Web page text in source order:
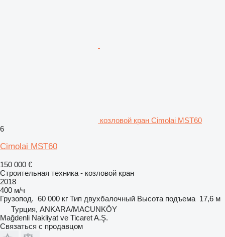
козловой кран Cimolai MST60
6
Cimolai MST60
150 000 €
Строительная техника - козловой кран
2018
400 м/ч
Грузопод. 60 000 кг Тип двухбалочный Высота подъема 17,6 м
Турция, ANKARA/MACUNKÖY
Mağdenli Nakliyat ve Ticaret A.Ş.
Связаться с продавцом